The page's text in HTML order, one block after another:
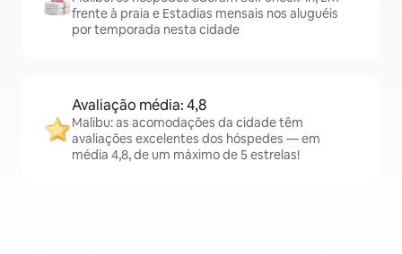
frente à praia e Estadias mensais nos aluguéis
por temporada nesta cidade
Avaliação média: 4,8
Malibu: as acomodações da cidade têm
avaliações excelentes dos hóspedes — em
média 4,8, de um máximo de 5 estrelas!